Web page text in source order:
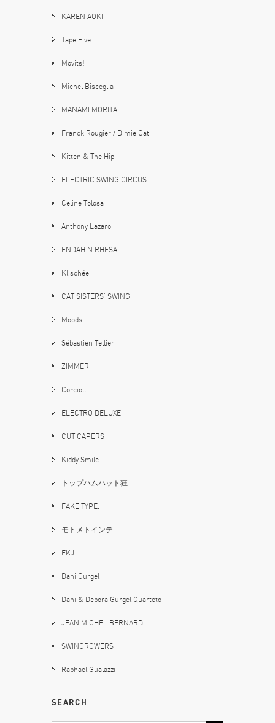
KAREN AOKI
Tape Five
Movits!
Michel Bisceglia
MANAMI MORITA
Franck Rougier / Dimie Cat
Kitten & The Hip
ELECTRIC SWING CIRCUS
Celine Tolosa
Anthony Lazaro
ENDAH N RHESA
Klischée
CAT SISTERS’ SWING
Moods
Sébastien Tellier
ZIMMER
Corciolli
ELECTRO DELUXE
CUT CAPERS
Kiddy Smile
トップハムハット狂
FAKE TYPE.
モトメトインテ
FKJ
Dani Gurgel
Dani & Debora Gurgel Quarteto
JEAN MICHEL BERNARD
SWINGROWERS
Raphael Gualazzi
SEARCH